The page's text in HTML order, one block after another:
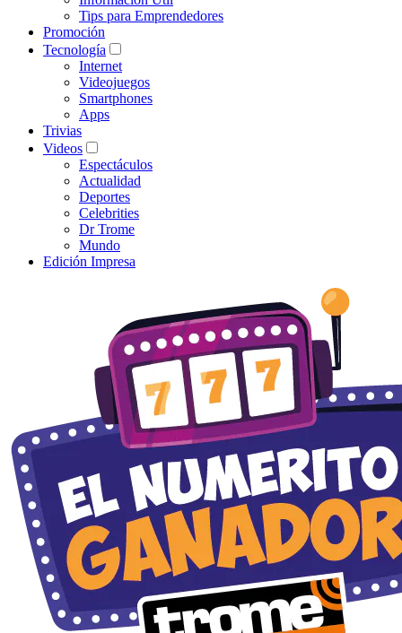
Tips para Emprendedores
Promoción
Tecnología
Internet
Videojuegos
Smartphones
Apps
Trivias
Videos
Espectáculos
Actualidad
Deportes
Celebrities
Dr Trome
Mundo
Edición Impresa